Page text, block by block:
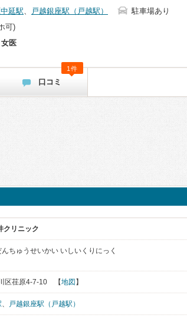
延駅、 戸越銀座駅（戸越駅）
駐車場あり
可)
女医
口コミ
1件
クリニック
ちゅうせいかい いしいくりにっく
区荏原4-7-10 【地図 】
、 戸越銀座駅（戸越駅）